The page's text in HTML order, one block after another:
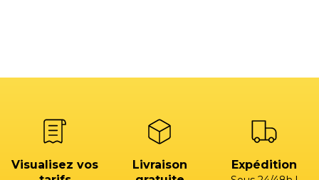
Visualisez vos
Livraison
Expédition